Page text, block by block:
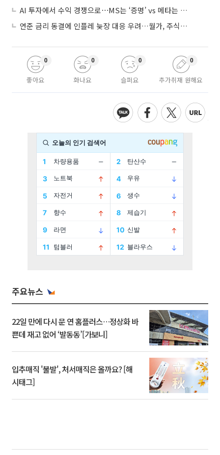
AI 투자에서 수익 경쟁으로⋯MS는 ‘증명’ vs 메타는 ‘숙제’
연준 금리 동결에 인플레 늦장 대응 우려…월가, 주식도 채권도 던졌다
좋아요
0
화나요
0
슬퍼요
0
추가취재 원해요
0
주요뉴스
22일 만에 다시 문 연 홈플러스…정상화 바
쁜데 재고 없어 ‘발동동’[가보니]
입추매직 '불발', 처서매직은 올까요? [해
시태그]